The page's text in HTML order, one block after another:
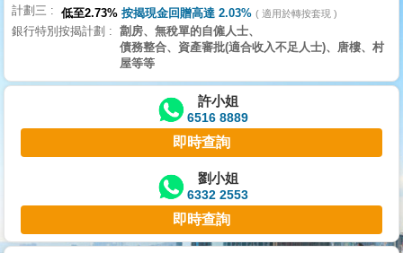
搵
樓/
交
業
主
宅
計劃三 低至2.73% 按揭現金回贈高達 2.03% 適用於轉按套現
銀行特別按揭計劃
劏房、無稅單的自僱人士、
債務整合、資產審批(適合收入不足人士)、唐樓、村
屋等等
許小姐
6516 8889
即時查詢
劉小姐
6332 2553
即時查詢